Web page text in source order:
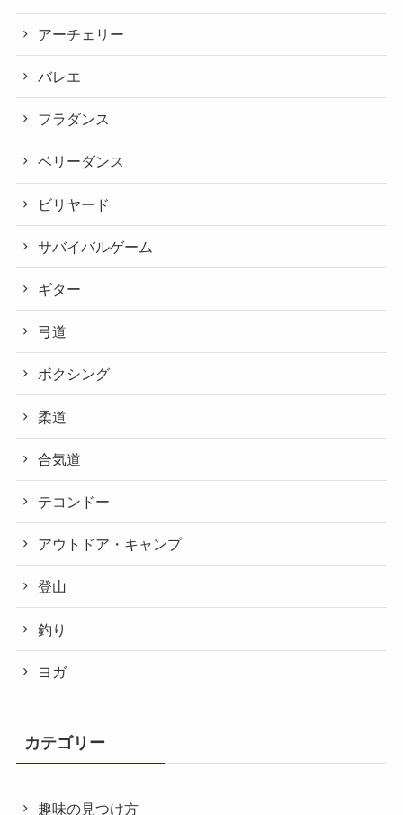
アーチェリー
バレエ
フラダンス
ベリーダンス
ビリヤード
サバイバルゲーム
ギター
弓道
ボクシング
柔道
合気道
テコンドー
アウトドア・キャンプ
登山
釣り
ヨガ
カテゴリー
趣味の見つけ方